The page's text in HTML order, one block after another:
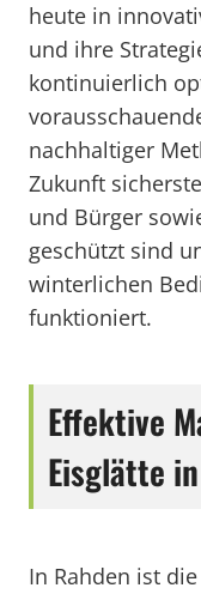
heute in
und ihre
kontinuierlich
nachhaltiger
Zukunft
und Bürger
geschützt sind
winterlichen
funktioniert.
Effektive
Eisglätte
In Rahden ist